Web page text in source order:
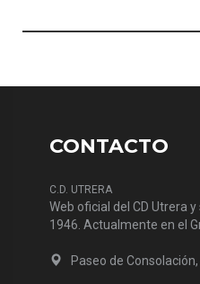
CONTACTO
C.D. UTRERA
Web oficial del CD Utrera
1946. Actualmente en el
Paseo de